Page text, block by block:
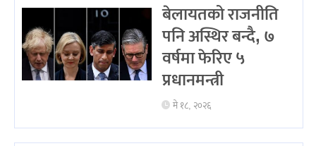
बेलायतको राजनीति
पनि अस्थिर बन्दै, ७
वर्षमा फेरिए ५
प्रधानमन्त्री
मे १८, २०२६